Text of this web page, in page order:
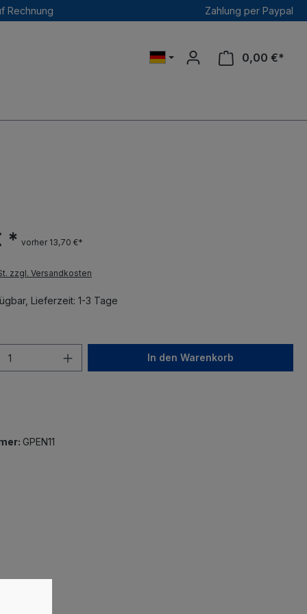
Rechnung Zahlung per Paypal
0,00 €*
* vorher 13,70 €*
zzgl. Versandkosten
Lieferzeit: 1-3 Tage
In den Warenkorb
GPEN11